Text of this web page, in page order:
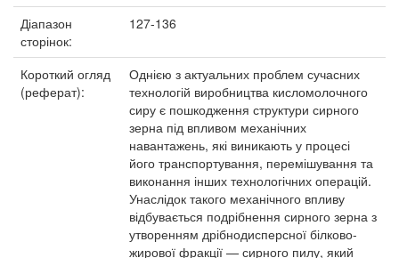
Діапазон
сторінок:
127-136
Короткий огляд
(реферат):
Однією з актуальних проблем сучасних
технологій виробництва кисломолочного
сиру є пошкодження структури сирного
зерна під впливом механічних
навантажень, які виникають у процесі
його транспортування, перемішування та
виконання інших технологічних операцій.
Унаслідок такого механічного впливу
відбувається подрібнення сирного зерна з
утворенням дрібнодисперсної білково-
жирової фракції — сирного пилу, який